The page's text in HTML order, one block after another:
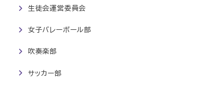
生徒会運営委員会
女子バレーボール部
吹奏楽部
サッカー部